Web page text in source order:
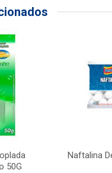
50G
Naftalina